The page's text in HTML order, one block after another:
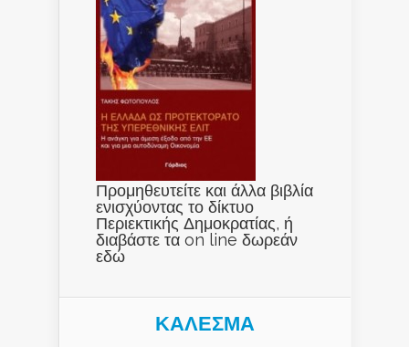
Προμηθευτείτε και άλλα βιβλία
ενισχύοντας το δίκτυο
Περιεκτικής Δημοκρατίας, ή
διαβάστε τα on line δωρεάν
εδώ
ΚΑΛΕΣΜΑ